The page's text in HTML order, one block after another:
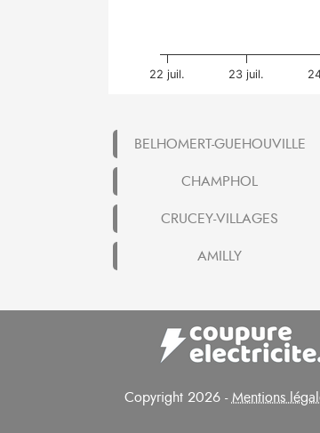
22 juil. 23 juil.
BELHOMERT-GUEHOUVILLE
CHAMPHOL
CRUCEY-VILLAGES
AMILLY
Copyright 2026 -Mentions